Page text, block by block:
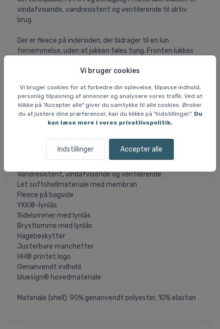
Vi bruger cookies
Vi bruger cookies for at forbedre din oplevelse, tilpasse indhold,
personlig tilpasning af annoncer og analysere vores trafik. Ved at
klikke på "Accepter alle" giver du samtykke til alle cookies. Ønsker
du at justere dine præferencer, kan du klikke på "Indstillinger". Du
kan læse mere i vores privatlivspolitik.
Indstillinger Accepter alle
vindafvisende, vandresistent og ventilerende til aktiv
brug.
Der er fleece på indersiden, der bidrager til en lun
fornemmelse, uden at jakken føles tung. Fronten lukkes
øget komfort ved halsen.
Jakken er udstyret med YKK®- lynlåse, og har 2
sidelommer, samt en brystlomme så småting ligger
sikkert. Justerbare manchetter gør det let at tilpasse
pasformen, og HH®-logoet er printet på ydersiden.
Vandresistent, vindafvisende og ventilerende
Let softshellmateriale med membran
Fleece på bagside
YKK®-lynlås
Sidelommer med lynlås
Brystlomme med lynlås
Hagebeskytter
Justerbare manchetter
HH® printet logo
Genanvendt indhold
bluesign® hovedmateriale
Materiale (shell): 90% genanvendt polyester, 10% elastan